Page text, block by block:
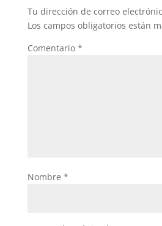
Tu dirección de correo
Los campos obligatorios están
Comentario *
Nombre *